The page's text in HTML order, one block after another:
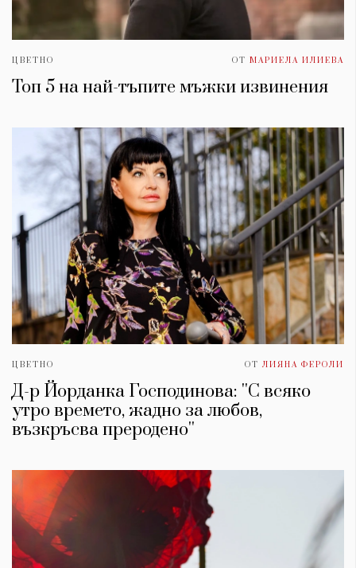
ЦВЕТНО ОТ МАРИЕЛА ИЛИЕВА
Топ 5 на най-тъпите мъжки извинения
ЦВЕТНО ОТ ЛИЯНА ФЕРОЛИ
Д-р Йорданка Господинова: ''С всяко
утро времето, жадно за любов,
възкръсва преродено''